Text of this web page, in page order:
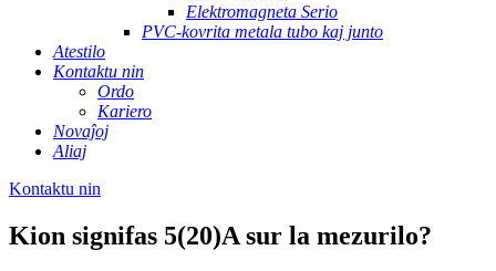
Elektromagneta Serio
PVC-kovrita metala tubo kaj junto
Atestilo
Kontaktu nin
Ordo
Kariero
Novaĵoj
Aliaj
Kontaktu nin
Kion signifas 5(20)A sur la mezurilo?